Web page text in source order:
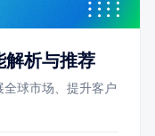
解析与推荐
球市场、提升客户